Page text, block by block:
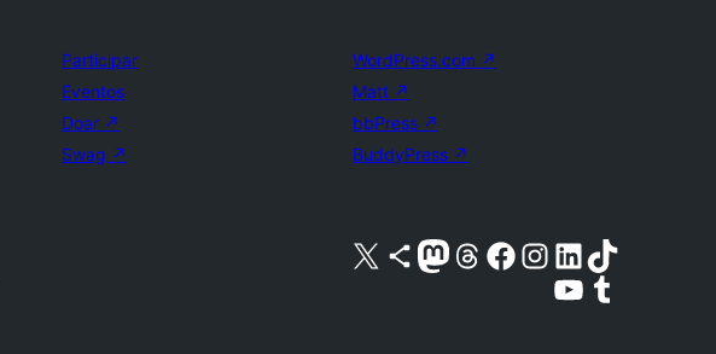
Participar
Eventos
Doar ↗
Swag ↗
WordPress.com ↗
Matt ↗
bbPress ↗
BuddyPress ↗
Acessar nossa conta do X (antigo Twitter)
Acessar nossa conta do Bluesky
Acessar nossa conta do Mastodon
Acessar nossa conta do Threads
Acessar nossa página do Facebook
Acessar nossa conta do Instagram
Acessar nossa conta do LinkedIn
Acessar nossa conta do TikTok
Acessar nosso canal do YouTube
Acessar nossa conta no Tumblr